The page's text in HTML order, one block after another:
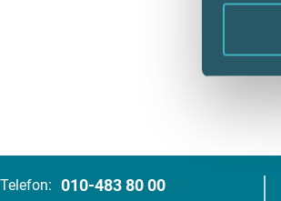
Telefon: 010-483 80 00